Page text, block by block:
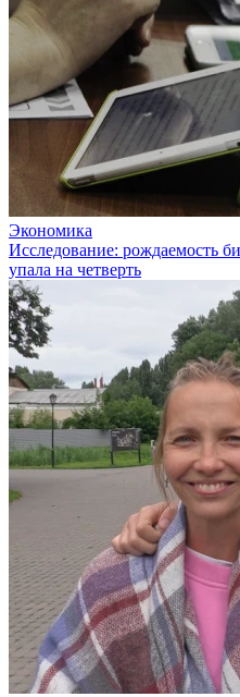
Экономика
Исследование: рождаемость
упала на четверть